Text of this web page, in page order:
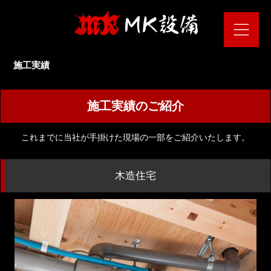
施工実績
施工実績のご紹介
これまでに当社が手掛けた現場の一部をご紹介いたします。
木造住宅